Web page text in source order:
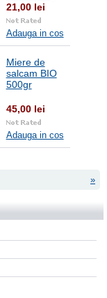
21,00 lei
Adauga in cos
Miere de
salcam BIO
500gr
45,00 lei
Adauga in cos
»